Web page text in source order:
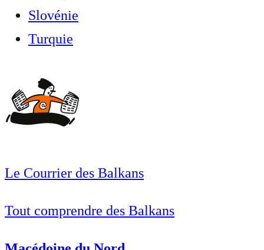
Slovénie
Turquie
Le Courrier des Balkans
Tout comprendre des Balkans